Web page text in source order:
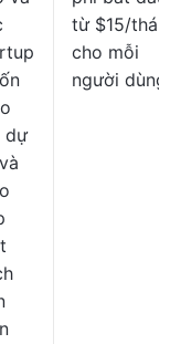
dự
từ $15/tháng
cho mỗi
người dùng